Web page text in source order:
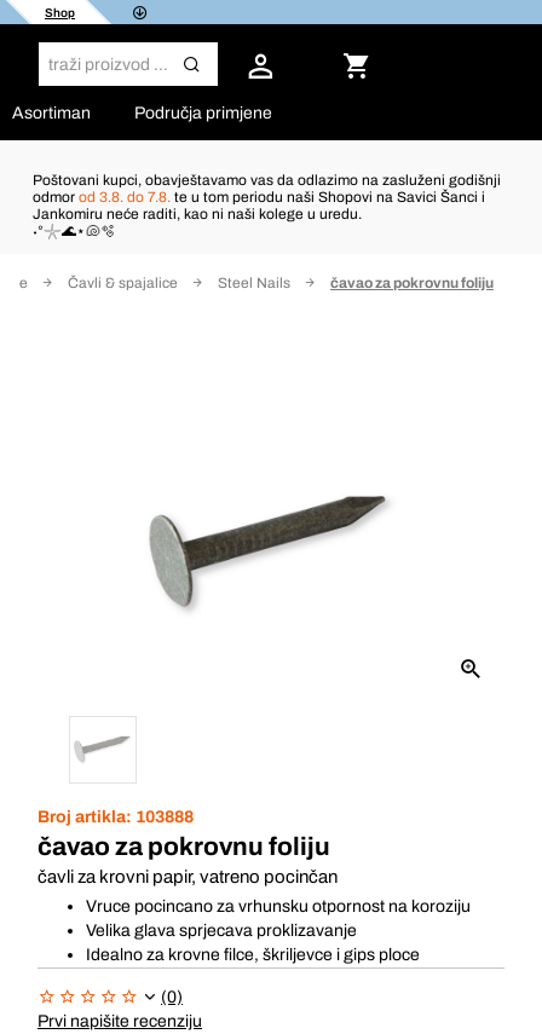
Shop
Asortiman Područja primjene
Poštovani kupci, obavještavamo vas da odlazimo na zasluženi godišnji
odmor od 3.8. do 7.8. te u tom periodu naši Shopovi na Savici Šanci i
Jankomiru neće raditi, kao ni naši kolege u uredu.
˖°𓇼🌊⋆🐚🫧
Čavli & spajalice Steel Nails čavao za pokrovnu foliju
Broj artikla: 103888
čavao za pokrovnu foliju
čavli za krovni papir, vatreno pocinčan
Vruce pocincano za vrhunsku otpornost na koroziju
Velika glava sprjecava proklizavanje
Idealno za krovne filce, škriljevce i gips ploce
(0)
Prvi napišite recenziju